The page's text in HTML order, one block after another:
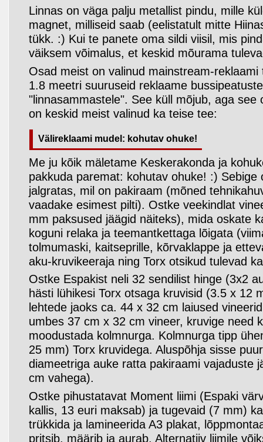
Linnas on väga palju metallist pindu, mille
magnet, milliseid saab (eelistatult mitte
tükk. :) Kui te panete oma sildi viisil, mis
väiksem võimalus, et keskid mõurama
Osad meist on valinud mainstream-
1.8 meetri suuruseid reklaame
"linnasammastele". See küll mõjub, aga see
on keskid meist valinud ka teise tee:
Välireklaami mudel: kohutav ohuke!
Me ju kõik mäletame Keskerakonda ja
pakkuda paremat: kohutav ohuke! :) Sebige
jalgratas, mil on pakiraam (mõned
vaadake esimest pilti). Ostke veekindlat
mm paksused jäägid näiteks), mida oskate
koguni relaka ja teemantkettaga lõigata
tolmumaski, kaitseprille, kõrvaklappe ja
aku-kruvikeeraja ning Torx otsikud tulevad
Ostke Espakist neli 32 sendilist hinge (3x2
hästi lühikesi Torx otsaga kruvisid (3.5 x 12
lehtede jaoks ca. 44 x 32 cm laiused
umbes 37 cm x 32 cm vineer, kruvige need
moodustada kolmnurga. Kolmnurga tipp
25 mm) Torx kruvidega. Aluspõhja sisse
diameetriga auke ratta pakiraami vajaduste
cm vahega).
Ostke pihustatavat Moment liimi (Espaki
kallis, 13 euri maksab) ja tugevaid (7 mm)
trükkida ja lamineerida A3 plakat,
pritsib, määrib ja aurab. Alternatiiv liimile